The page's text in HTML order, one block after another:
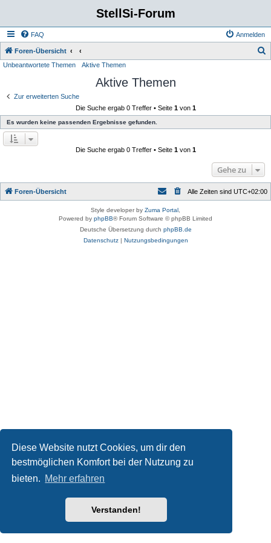
Diese Website nutzt Cookies, um dir den
bestmöglichen Komfort bei der Nutzung zu
bieten. Mehr erfahren
Verstanden!
StellSi-Forum
FAQ Anmelden
Foren-Übersicht
Unbeantwortete Themen Aktive Themen
Aktive Themen
Zur erweiterten Suche
Die Suche ergab 0 Treffer • Seite 1von 1
Es wurden keine passenden Ergebnisse gefunden.
Die Suche ergab 0 Treffer • Seite 1von 1
Gehe zu
Foren-Übersicht Alle Zeiten sind UTC+02:00
Style developer by Zuma Portal
Powered by phpBB® Forum Software © phpBB Limited
Deutsche Übersetzung durch phpBB.de
Datenschutz| Nutzungsbedingungen